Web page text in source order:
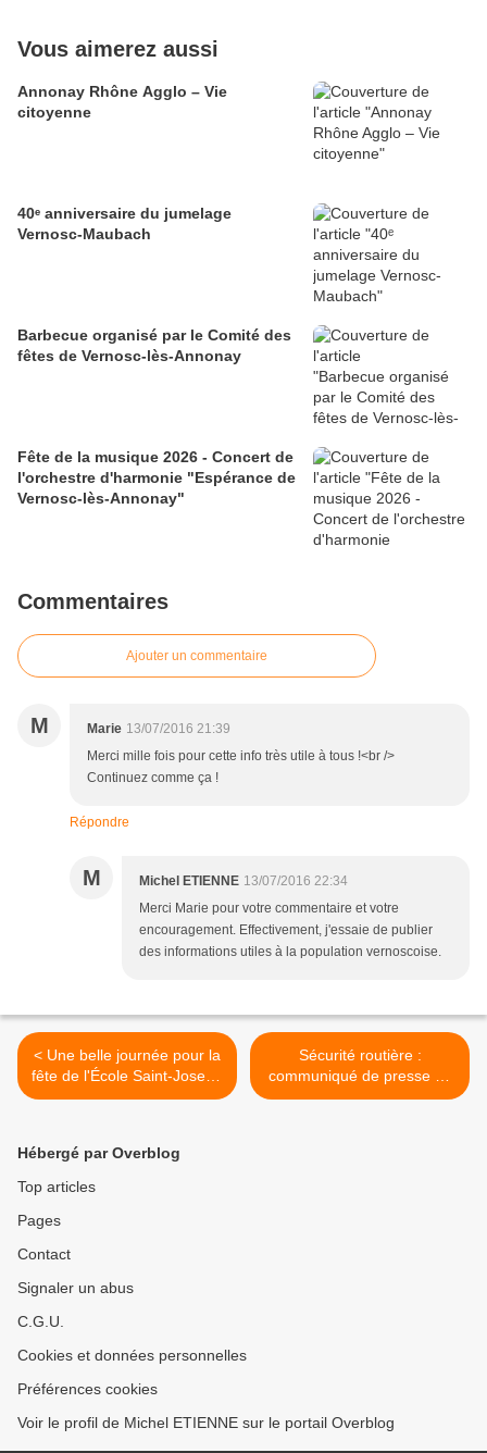
Vous aimerez aussi
Annonay Rhône Agglo – Vie
citoyenne
40ᵉ anniversaire du jumelage
Vernosc-Maubach
Barbecue organisé par le Comité des
fêtes de Vernosc-lès-Annonay
Fête de la musique 2026 - Concert de
l'orchestre d'harmonie "Espérance de
Vernosc-lès-Annonay"
Commentaires
Ajouter un commentaire
M Marie 13/07/2016 21:39
Merci mille fois pour cette info très utile à tous !<br />
Continuez comme ça !
Répondre
M Michel ETIENNE 13/07/2016 22:34
Merci Marie pour votre commentaire et votre
encouragement. Effectivement, j'essaie de publier
des informations utiles à la population vernoscoise.
< Une belle journée pour la
fête de l'École Saint-Joseph
de Vernosc-lès-Annonay
Sécurité routière :
communiqué de presse du
Préfet de l'Ardèche >
Hébergé par Overblog
Top articles
Pages
Contact
Signaler un abus
C.G.U.
Cookies et données personnelles
Préférences cookies
Voir le profil de Michel ETIENNE sur le portail Overblog